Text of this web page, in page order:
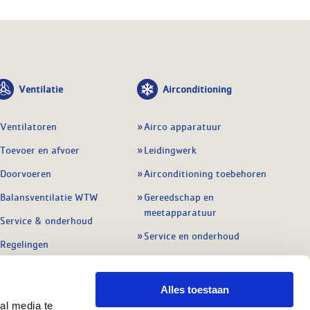
media te
Alles toestaan
Ventilatie
Ventilatoren
Toevoer en afvoer
Doorvoeren
Balansventilatie WTW
Service & onderhoud
Regelingen
Airconditioning
Airco apparatuur
Leidingwerk
Airconditioning toebehoren
Gereedschap en
meetapparatuur
Service en onderhoud
Regelapparatuur